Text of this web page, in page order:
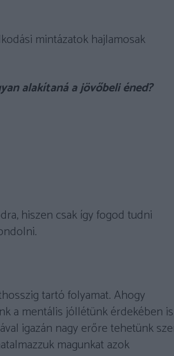
mintázatok hajlamosak
alakítaná a jövőbeli éned?
hiszen csak így fogod tudni
tartó folyamat. Ahogy
a mentális jóllétünk érdekében
igazán nagy erőre tehetünk
magunkat azok